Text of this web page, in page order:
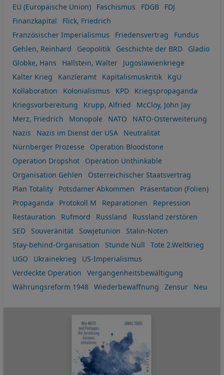
EU (Europäische Union)
Faschismus FDGB
FDJ
Finanzkapital
Flick, Friedrich
Französischer Imperialismus
Friedensvertrag
Fundus
Gehlen, Reinhard
Geopolitik Geschichte der BRD
Gladio
Globke, Hans
Hallstein, Walter
Jugoslawienkriege
Kalter Krieg
Kanzleramt Kapitalismuskritik
KgU
Kollaboration
Kolonialismus KPD
Kriegspropaganda
Kriegsvorbereitung
Krupp, Alfried
McCloy, John Jay
Merz, Friedrich
Monopole NATO
NATO-Osterweiterung
Nazis
Nazis im Dienst der USA
Neutralität
Nürnberger Prozesse
Operation Bloodstone
Operation Dropshot
Operation Unthinkable
Organisation Gehlen
Österreichischer Staatsvertrag
Plan Totality
Potsdamer Abkommen
Präsentation (Folien)
Propaganda
Protokoll M Reparationen
Repression
Restauration
Rufmord Russland
Russland zerstören
SED
Souveränität Sowjetunion
Stalin-Noten
Stay-behind-Organisation
Stunde Null
Tote 2.Weltkrieg
UGO
Ukrainekrieg
US-Imperialismus
Verdeckte Operation
Vergangenheitsbewältigung
Währungsreform 1948
Wiederbewaffnung Zensur Neu